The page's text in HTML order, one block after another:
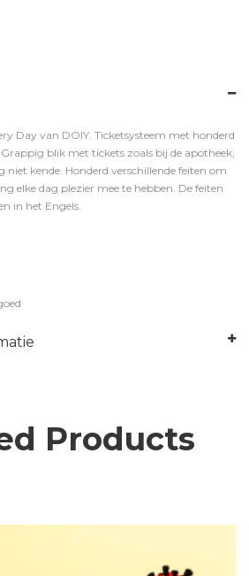
Day van DOIY. Ticketsysteem met honderd
blik met tickets zoals bij de apotheek,
niet kende. Honderd verschillende feiten om
elke dag plezier mee te hebben. De feiten
in het Engels.
Products